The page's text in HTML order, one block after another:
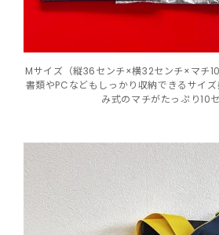
Mサイズ（縦36センチ×横32センチ×マチ
書類やPCなどもしっかり収納できるサイ
み式のマチがたっぷり10